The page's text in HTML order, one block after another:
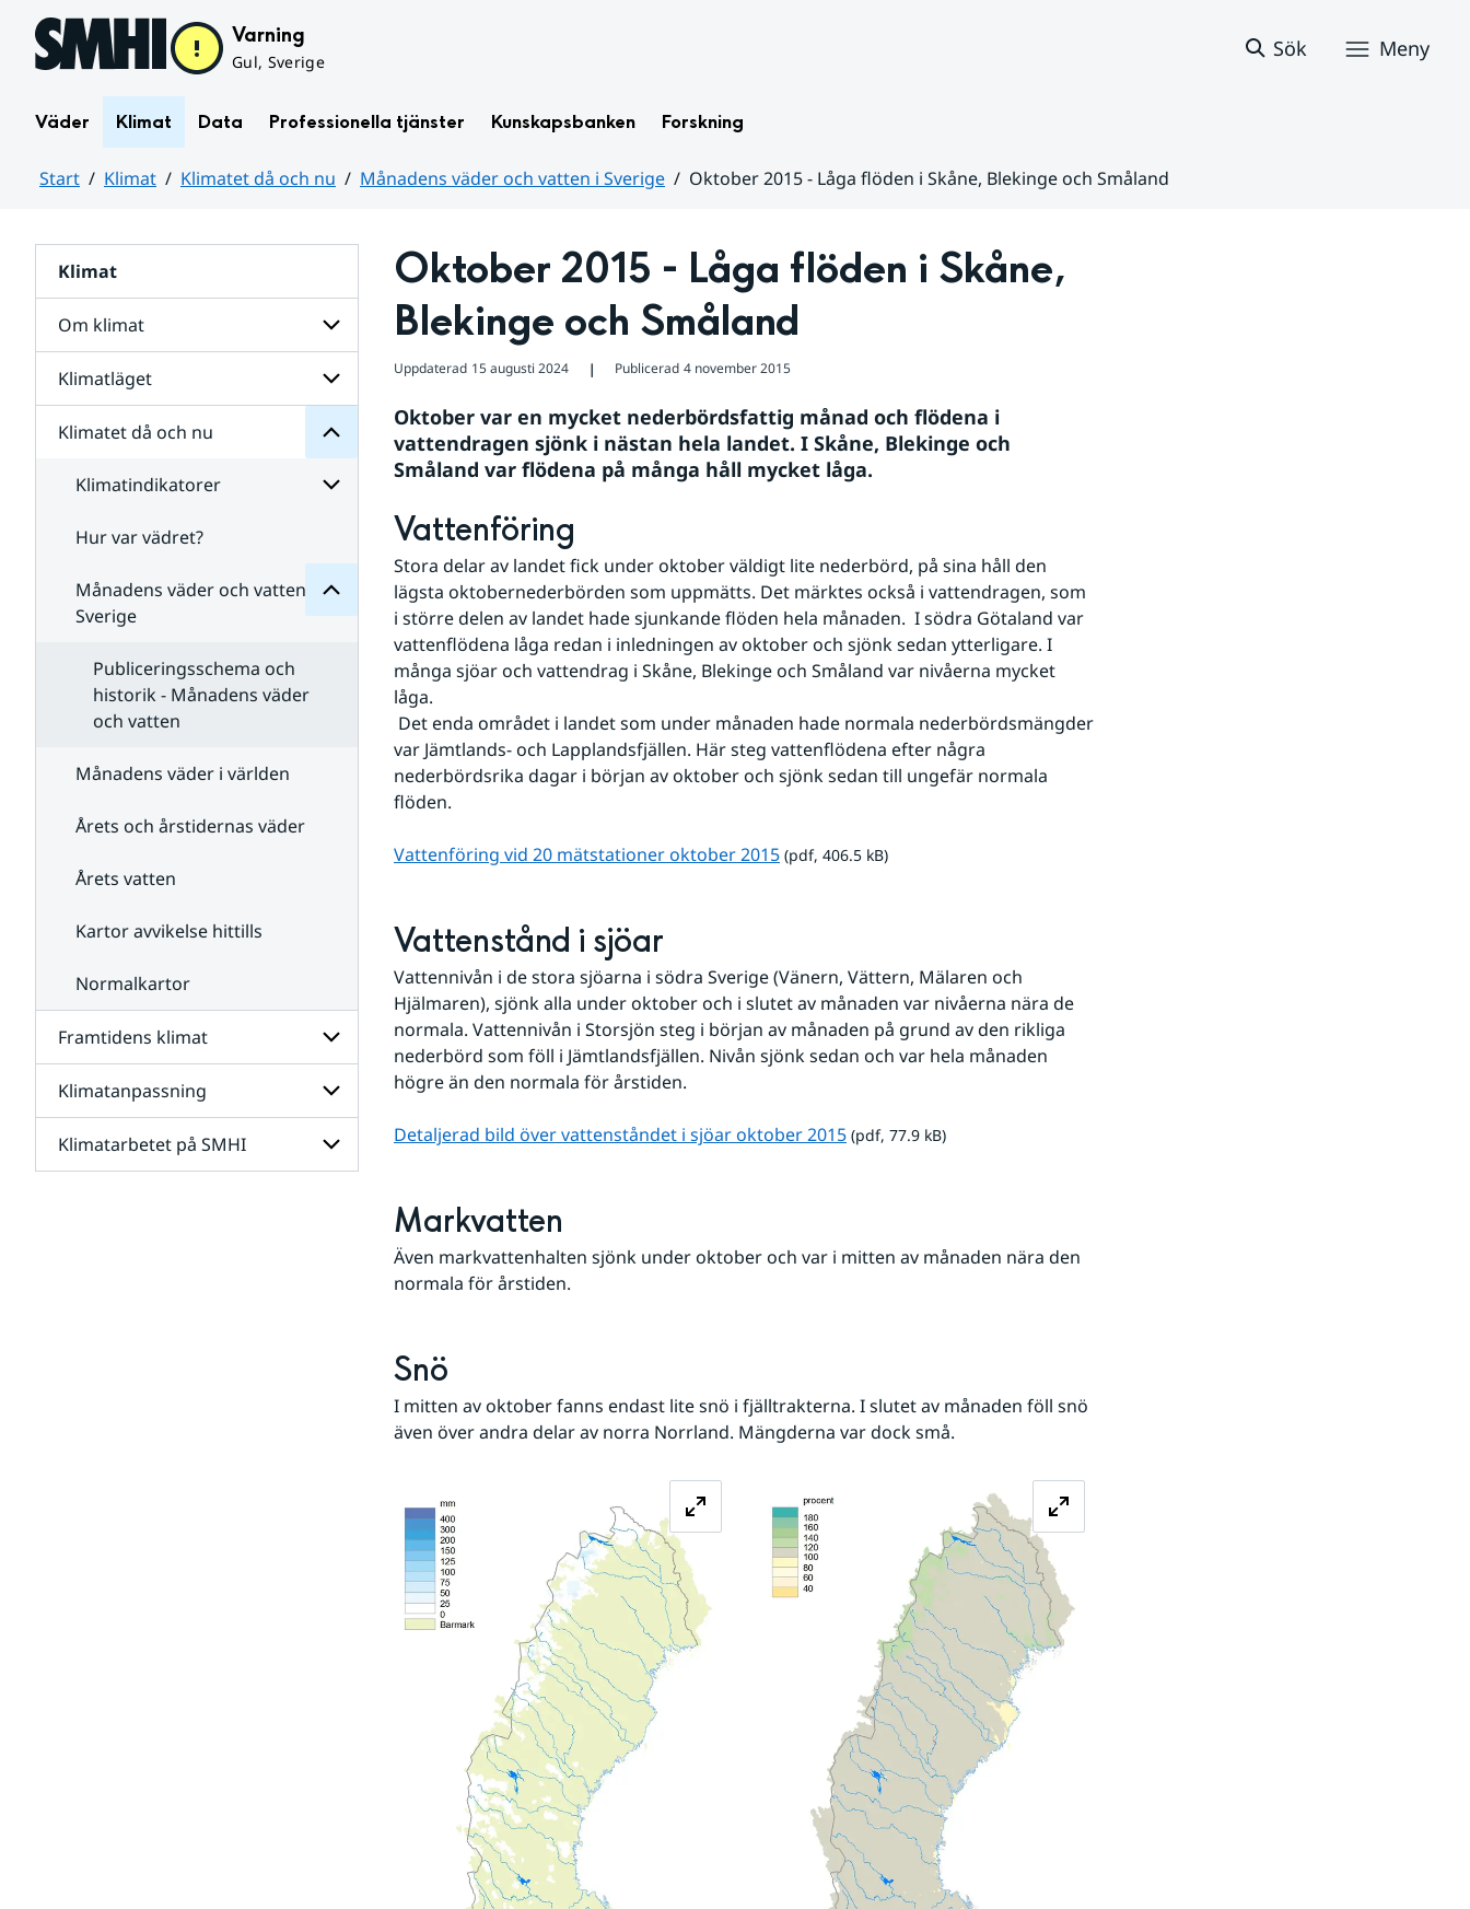
Hoppa till sidans innehåll Varning
Gul, Sverige
Sök Meny
Väder Klimat Data Professionella tjänster Kunskapsbanken Forskning
Start Klimat Klimatet då och nu Månadens väder och vatten i Sverige
Oktober 2015 - Låga flöden i Skåne, Blekinge och Småland
Klimat
Om klimat
Undersidor
för
Om
klimat
Klimatläget
Undersidor
Klimatläget
Klimatet då och nu
Undersidor
för
Klimatet
då
och
Klimatindikatorer
Undersidor
Klimatindikatorer
Hur var vädret?
Månadens väder och vatten i
Sverige
Månadens
väder
vatten
i
Publiceringsschema och
historik - Månadens väder
och vatten
Månadens väder i världen
Årets och årstidernas väder
Årets vatten
Kartor avvikelse hittills
Normalkartor
Framtidens klimat
Undersidor
för
Framtidens
klimat
Klimatanpassning
Undersidor
för
Klimatarbetet på SMHI
Undersidor
Klimatarbetet
Oktober 2015 - Låga flöden i Skåne,
Blekinge och Småland
Uppdaterad 15 augusti 2024 ❘ Publicerad 4 november 2015
Oktober var en mycket nederbördsfattig månad och flödena i
vattendragen sjönk i nästan hela landet. I Skåne, Blekinge och
Småland var flödena på många håll mycket låga.
Vattenföring
Stora delar av landet fick under oktober väldigt lite nederbörd, på sina håll den
lägsta oktobernederbörden som uppmätts. Det märktes också i vattendragen, som
i större delen av landet hade sjunkande flöden hela månaden.  I södra Götaland var
vattenflödena låga redan i inledningen av oktober och sjönk sedan ytterligare. I
många sjöar och vattendrag i Skåne, Blekinge och Småland var nivåerna mycket
låga.
var Jämtlands- och Lapplandsfjällen. Här steg vattenflödena efter några
nederbördsrika dagar i början av oktober och sjönk sedan till ungefär normala
flöden.
Vattenföring vid 20 mätstationer oktober 2015pdf, 406.5 kB.
(pdf, 406.5 kB)
Vattenstånd i sjöar
Vattennivån i de stora sjöarna i södra Sverige (Vänern, Vättern, Mälaren och
Hjälmaren), sjönk alla under oktober och i slutet av månaden var nivåerna nära de
normala. Vattennivån i Storsjön steg i början av månaden på grund av den rikliga
nederbörd som föll i Jämtlandsfjällen. Nivån sjönk sedan och var hela månaden
högre än den normala för årstiden.
Detaljerad bild över vattenståndet i sjöar oktober 2015pdf, 77.9 kB.
(pdf, 77.9 kB)
Markvatten
Även markvattenhalten sjönk under oktober och var i mitten av månaden nära den
normala för årstiden.
Snö
I mitten av oktober fanns endast lite snö i fjälltrakterna. I slutet av månaden föll snö
även över andra delar av norra Norrland. Mängderna var dock små.